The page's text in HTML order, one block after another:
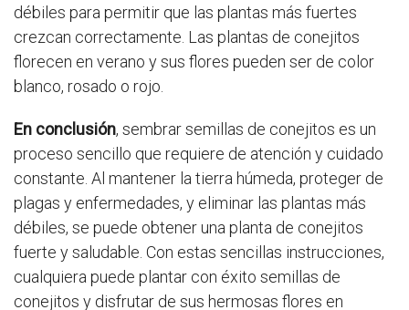
débiles para permitir que las plantas más fuertes
crezcan correctamente. Las plantas de conejitos
florecen en verano y sus flores pueden ser de color
blanco, rosado o rojo.
En conclusión, sembrar semillas de conejitos es un
proceso sencillo que requiere de atención y cuidado
constante. Al mantener la tierra húmeda, proteger de
plagas y enfermedades, y eliminar las plantas más
débiles, se puede obtener una planta de conejitos
fuerte y saludable. Con estas sencillas instrucciones,
cualquiera puede plantar con éxito semillas de
conejitos y disfrutar de sus hermosas flores en